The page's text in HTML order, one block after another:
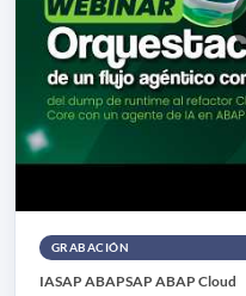
GRABACIÓN
IASAP ABAPSAP ABAP Cloud